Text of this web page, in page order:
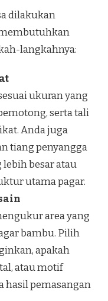
dilakukan
langkahnya:
ukuran yang
serta tali
Anda juga
tiang penyangga
besar atau
utama pagar.
area yang
bambu. Pilih
apakah
atau motif
hasil pemasangan